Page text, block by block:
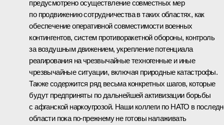
предусмотрено осуществление совместных мер
по продвижению сотрудничества в таких областях, как
обеспечение оперативной совместимости военных
контингентов, систем противоракетной обороны, контроль
за воздушным движением, укрепление потенциала
реагирования на чрезвычайные техногенные и иные
чрезвычайные ситуации, включая природные катастрофы.
Также содержится ряд весьма конкретных шагов, которые
будут предприняты по дальнейшей активизации борьбы
с афганской наркоугрозой. Наши коллеги по НАТО в
области пока по‑прежнему не готовы налаживать